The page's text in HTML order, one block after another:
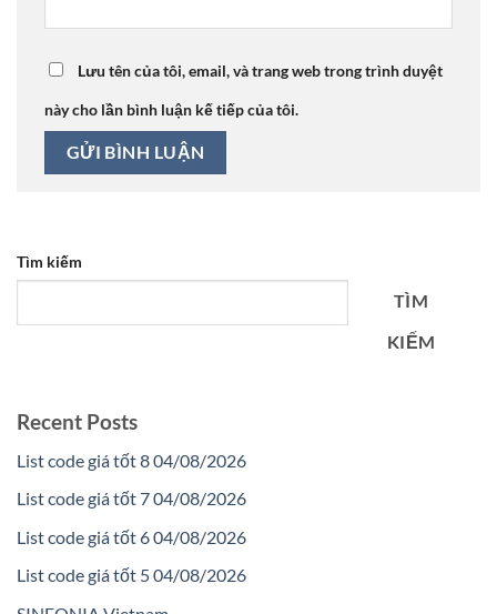
Lưu tên của tôi, email, và trang web trong trình duyệt
này cho lần bình luận kế tiếp của tôi.
Tìm kiếm
TÌM
KIẾM
Recent Posts
List code giá tốt 8 04/08/2026
List code giá tốt 7 04/08/2026
List code giá tốt 6 04/08/2026
List code giá tốt 5 04/08/2026